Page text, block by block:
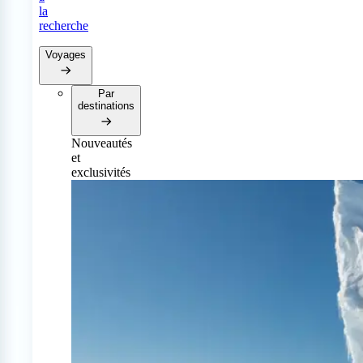
la
recherche
Voyages
Par
destinations
Nouveautés
et
exclusivités